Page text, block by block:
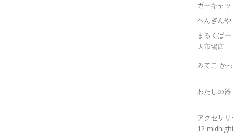
ガーキャッ
ぺんぎんや
まるくぱ
天市場店
みてこ か
わたしの器
アクセサリ
12